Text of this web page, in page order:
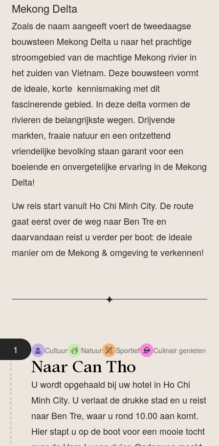
Mekong Delta
Zoals de naam aangeeft voert de tweedaagse
bouwsteen Mekong Delta u naar het prachtige
stroomgebied van de machtige Mekong rivier in
het zuiden van Vietnam. Deze bouwsteen vormt
de ideale, korte kennismaking met dit
fascinerende gebied. In deze delta vormen de
rivieren de belangrijkste wegen. Drijvende
markten, fraaie natuur en een ontzettend
vriendelijke bevolking staan garant voor een
boeiende en onvergetelijke ervaring in de Mekong
Delta!
Uw reis start vanuit Ho Chi Minh City. De route
gaat eerst over de weg naar Ben Tre en
daarvandaan reist u verder per boot: de ideale
manier om de Mekong & omgeving te verkennen!
1 Cultuur Natuur Sportief Culinair genieten
Naar Can Tho
U wordt opgehaald bij uw hotel in Ho Chi
Minh City. U verlaat de drukke stad en u reist
naar Ben Tre, waar u rond 10.00 aan komt.
Hier stapt u op de boot voor een mooie tocht